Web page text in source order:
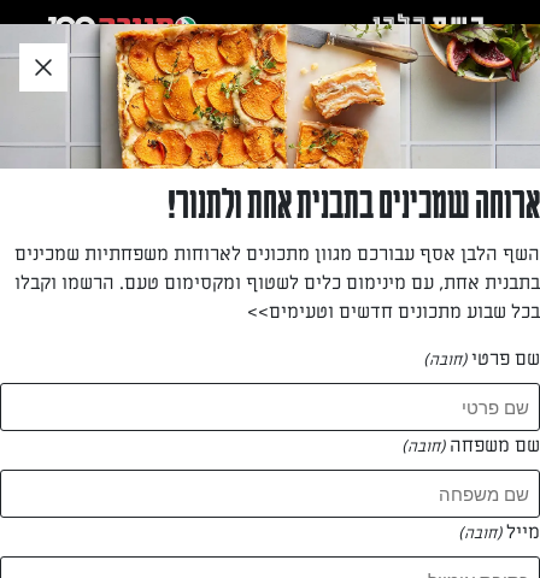
לאזור
תוכן
תחתון
»שגיאה 404: הדף לא נמצא
ארוחה שמכינים בתבנית אחת ולתנור!
השף הלבן אסף עבורכם מגוון מתכונים לארוחות משפחתיות שמכינים
בתבנית אחת, עם מינימום כלים לשטוף ומקסימום טעם. הרשמו וקבלו
בכל שבוע מתכונים חדשים וטעימים>>
שם פרטי(חובה)
שם משפחה (חובה)
מייל(חובה)